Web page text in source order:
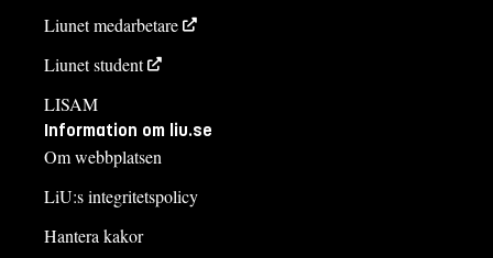
Liunet medarbetare
Liunet student
LISAM
Information om liu.se
Om webbplatsen
LiU:s integritetspolicy
Hantera kakor